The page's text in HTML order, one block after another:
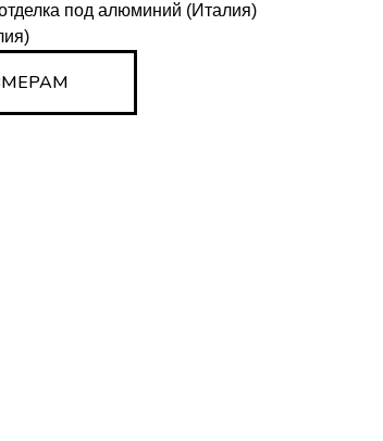
под алюминий (Италия)